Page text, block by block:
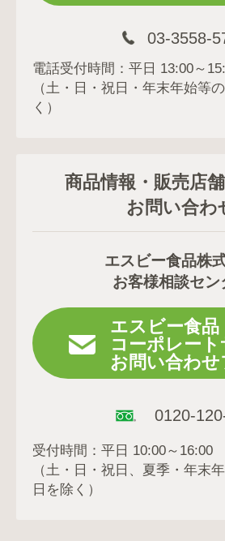
03-3558-
電話受付時間：平日 13:00～
（土・日・祝日・年末年始等
く）
商品情報・販売店
お問い合わ
エスビー食品株
お客様相談セン
エスビー食品
コーポレート
お問い合わ
0120-
受付時間：平日 10:00～16:00
（土・日・祝日、夏季・年末
日を除く）